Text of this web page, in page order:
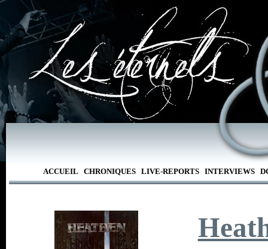
ACCUEIL CHRONIQUES LIVE-REPORTS INTERVIEWS